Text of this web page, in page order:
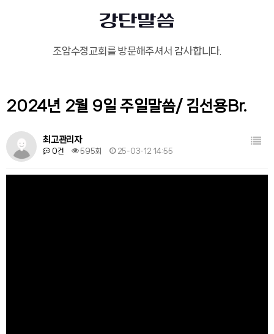
강단말씀
조암수정교회를 방문해주셔서 감사합니다.
2024년 2월 9일 주일말씀/ 김선용Br.
최고관리자
0건 595회 25-03-12 14:55